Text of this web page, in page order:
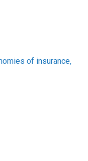
of insurance,